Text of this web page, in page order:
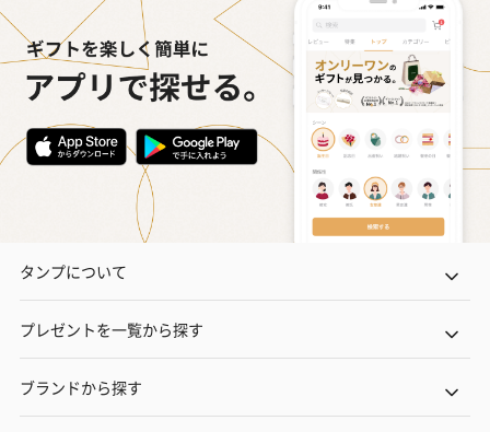
タンプについて
プレゼントを一覧から探す
ブランドから探す